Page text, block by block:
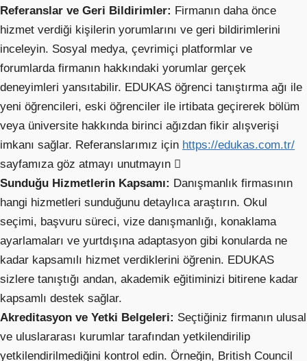
Referanslar ve Geri Bildirimler: Firmanın daha önce
hizmet verdiği kişilerin yorumlarını ve geri bildirimlerini
inceleyin. Sosyal medya, çevrimiçi platformlar ve
forumlarda firmanın hakkındaki yorumlar gerçek
deneyimleri yansıtabilir. EDUKAS öğrenci tanıştırma ağı ile
yeni öğrencileri, eski öğrenciler ile irtibata geçirerek bölüm
veya üniversite hakkında birinci ağızdan fikir alışverişi
imkanı sağlar. Referanslarımız için https://edukas.com.tr/
sayfamıza göz atmayı unutmayın 
Sunduğu Hizmetlerin Kapsamı: Danışmanlık firmasının
hangi hizmetleri sunduğunu detaylıca araştırın. Okul
seçimi, başvuru süreci, vize danışmanlığı, konaklama
ayarlamaları ve yurtdışına adaptasyon gibi konularda ne
kadar kapsamılı hizmet verdiklerini öğrenin. EDUKAS
sizlere tanıştığı andan, akademik eğitiminizi bitirene kadar
kapsamlı destek sağlar.
Akreditasyon ve Yetki Belgeleri: Seçtiğiniz firmanın ulusal
ve uluslararası kurumlar tarafından yetkilendirilip
yetkilendirilmediğini kontrol edin. Örneğin, British Council